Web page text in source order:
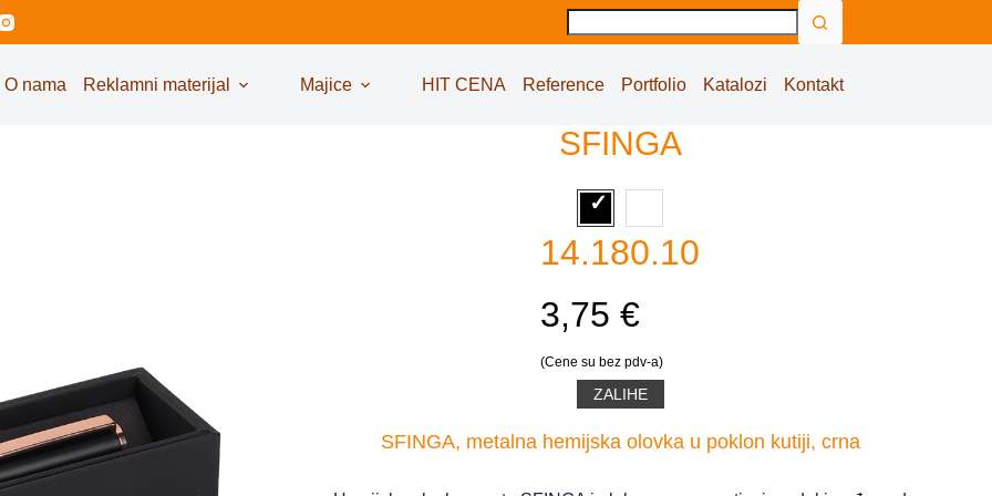
O nama Reklamni materijal Majice HIT CENA Reference Portfolio Katalozi Kontakt
SFINGA
14.180.10
3,75 €
(Cene su bez pdv-a)
ZALIHE
SFINGA, metalna hemijska olovka u poklon kutiji, crna